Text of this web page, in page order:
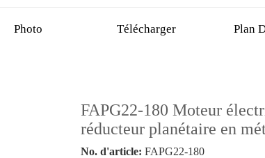
moteur sans balai sans noyau
Photo Télécharger Plan
FAPG22-180 Moteur
réducteur planétaire en
No. d'article: FAPG22-180